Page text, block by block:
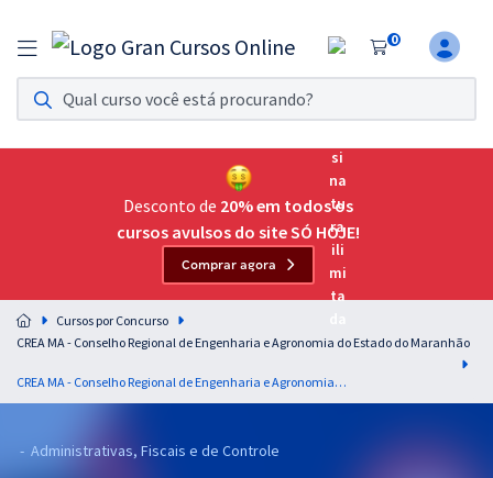
0
Assinatura Ilimitada 11
Acesso a todos os cursos. Teste grátis por 7 dias!
Assinatura OAB Até Passar
Acesso ilimitado a toda preparação para o Exame da
Residências Multiprofissionais
Preparação completa e intensiva para as principais
residências em saúde do Brasil
Concursos
Desconto de 20% em todos os
cursos avulsos do site SÓ HOJE!
Comprar agora
Cursos por Concurso
CREA MA - Conselho Regional de Engenharia e Agronomia do Estado do Maranhão
CREA MA - Conselho Regional de Engenharia e Agronomia do Estado do Maranhão - Analista Administrativo - Contabilidade
- Administrativas, Fiscais e de Controle